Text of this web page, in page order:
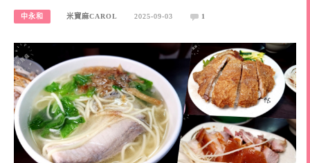
中永和 米寶麻CAROL 2025-09-03 1